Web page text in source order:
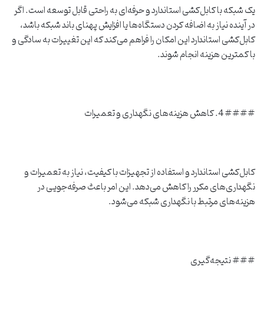
یک شبکه با کابل‌کشی استاندارد و حرفه‌ای به راحتی قابل توسعه است. اگر
در آینده نیاز به اضافه کردن دستگاه‌ها یا افزایش پهنای باند شبکه باشد،
کابل‌کشی استاندارد این امکان را فراهم می‌کند که این تغییرات به سادگی و
با کمترین هزینه انجام شوند.
#### 4. کاهش هزینه‌های نگهداری و تعمیرات
کابل‌کشی استاندارد و استفاده از تجهیزات با کیفیت، نیاز به تعمیرات و
نگهداری‌های مکرر را کاهش می‌دهد. این امر باعث صرفه‌جویی در
هزینه‌های مرتبط با نگهداری شبکه می‌شود.
### نتیجه‌گیری